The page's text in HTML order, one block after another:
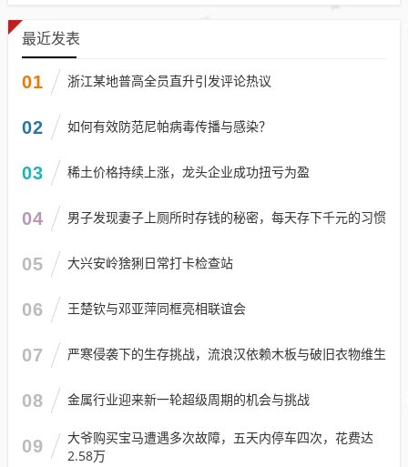
最近发表
01 浙江某地普高全员直升引发评论热议
02 如何有效防范尼帕病毒传播与感染？
03 稀土价格持续上涨，龙头企业成功扭亏为盈
04 男子发现妻子上厕所时存钱的秘密，每天存下千元的习惯
05 大兴安岭猞猁日常打卡检查站
06 王楚钦与邓亚萍同框亮相联谊会
07 严寒侵袭下的生存挑战，流浪汉依赖木板与破旧衣物维生
08 金属行业迎来新一轮超级周期的机会与挑战
09
大爷购买宝马遭遇多次故障，五天内停车四次，花费达
2.58万